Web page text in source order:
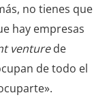
no tienes que
hay empresas
venturede
de todo el